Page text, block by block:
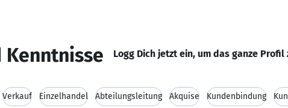
Kenntnisse Logg Dich jetzt ein, um das ganze Profil
Verkauf Einzelhandel Abteilungsleitung Akquise Kundenbindung